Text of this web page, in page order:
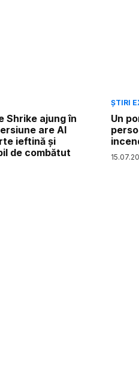
Shrike ajung în
are AI
ieftină și
de combătut
ȘTIRI
Un
15.07.